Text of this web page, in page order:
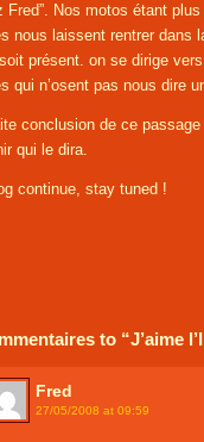
Fred”. Nos motos étant
nous laissent rentrer dans
présent. on se dirige
qui n’osent pas nous dire
conclusion de ce
qui le dira.
continue, stay tuned !
to “J’aime
Fred
27/05/2008 at 09:59